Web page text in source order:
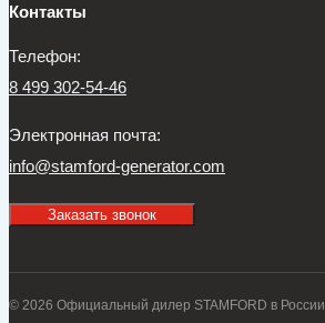
Контакты
Телефон:
8 499 302-54-46
Электронная почта:
info@stamford-generator.com
Заказать звонок
© 2026 Официальный дилер STAMFORD в России